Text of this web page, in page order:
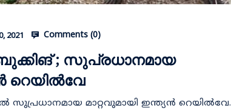
2021 Comments (0)
; സുപ്രധാനമായ
റെയിൽവേ
സുപ്രധാനമായ മാറ്റവുമായി ഇന്ത്യൻ റെയിൽവേ.